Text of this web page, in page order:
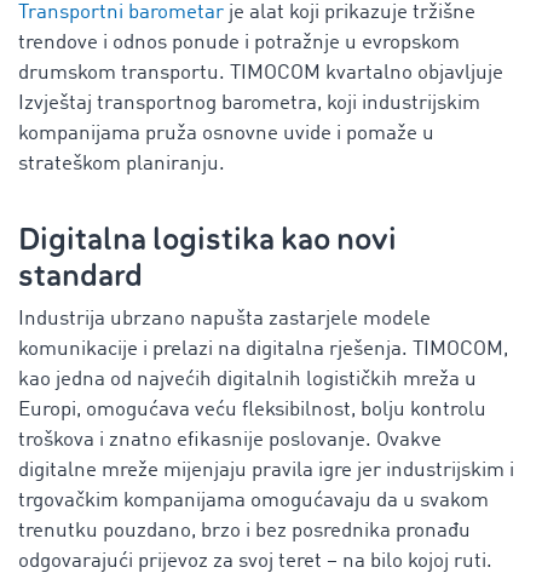
Transportni barometar je alat koji prikazuje tržišne
trendove i odnos ponude i potražnje u evropskom
drumskom transportu. TIMOCOM kvartalno objavljuje
Izvještaj transportnog barometra, koji industrijskim
kompanijama pruža osnovne uvide i pomaže u
strateškom planiranju.
Digitalna logistika kao novi
standard
Industrija ubrzano napušta zastarjele modele
komunikacije i prelazi na digitalna rješenja. TIMOCOM,
kao jedna od najvećih digitalnih logističkih mreža u
Europi, omogućava veću fleksibilnost, bolju kontrolu
troškova i znatno efikasnije poslovanje. Ovakve
digitalne mreže mijenjaju pravila igre jer industrijskim i
trgovačkim kompanijama omogućavaju da u svakom
trenutku pouzdano, brzo i bez posrednika pronađu
odgovarajući prijevoz za svoj teret – na bilo kojoj ruti.